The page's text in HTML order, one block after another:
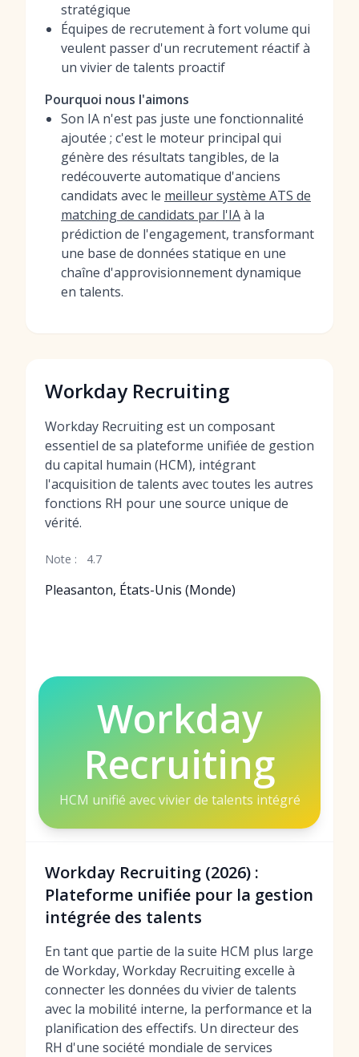
stratégique
Équipes de recrutement à fort volume qui
veulent passer d'un recrutement réactif à
un vivier de talents proactif
Pourquoi nous l'aimons
Son IA n'est pas juste une fonctionnalité
ajoutée ; c'est le moteur principal qui
génère des résultats tangibles, de la
redécouverte automatique d'anciens
candidats avec le meilleur système ATS de
matching de candidats par l'IAà la
prédiction de l'engagement, transformant
une base de données statique en une
chaîne d'approvisionnement dynamique
en talents.
Workday Recruiting
Workday Recruiting est un composant
essentiel de sa plateforme unifiée de gestion
du capital humain (HCM), intégrant
l'acquisition de talents avec toutes les autres
fonctions RH pour une source unique de
vérité.
Note : 4.7
Pleasanton, États-Unis (Monde)
Workday
Recruiting
HCM unifié avec vivier de talents intégré
Workday Recruiting (2026) :
Plateforme unifiée pour la gestion
intégrée des talents
En tant que partie de la suite HCM plus large
de Workday, Workday Recruiting excelle à
connecter les données du vivier de talents
avec la mobilité interne, la performance et la
planification des effectifs. Un directeur des
RH d'une société mondiale de services